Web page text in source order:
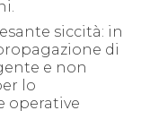
siccità: in
di
e non
lo
operative